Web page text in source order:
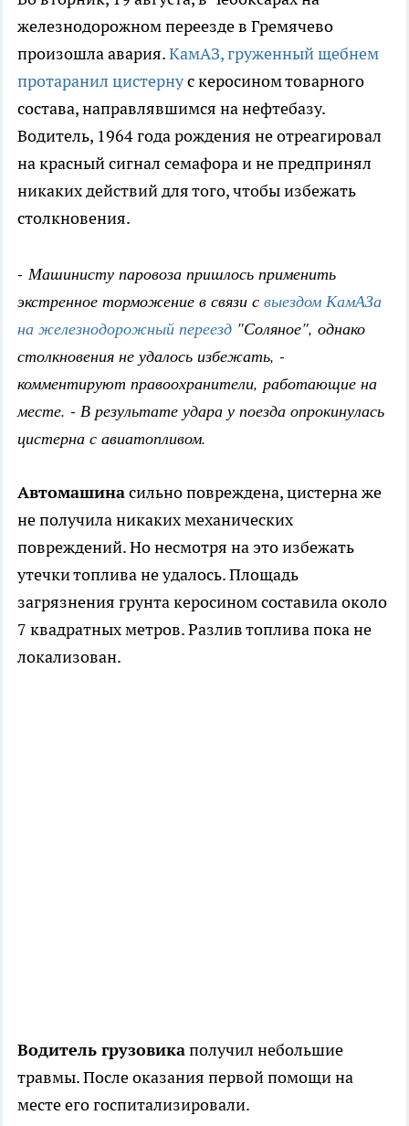
железнодорожном переезде в Гремячево
произошла авария.КамАЗ, груженный щебнем
протаранил цистернус керосином товарного
состава, направлявшимся на нефтебазу.
Водитель, 1964 года рождения не отреагировал
на красный сигнал семафора и не предпринял
никаких действий для того, чтобы избежать
столкновения.
- Машинисту паровоза пришлось применить
экстренное торможение в связи с выездом КамАЗа
на железнодорожный переезд "Соляное", однако
столкновения не удалось избежать, -
комментируют правоохранители, работающие на
месте. - В результате удара у поезда опрокинулась
цистерна с авиатопливом.
Автомашинасильно повреждена, цистерна же
не получила никаких механических
повреждений. Но несмотря на это избежать
утечки топлива не удалось. Площадь
загрязнения грунта керосином составила около
7 квадратных метров. Разлив топлива пока не
локализован.
Водитель грузовикаполучил небольшие
травмы. После оказания первой помощи на
месте его госпитализировали.